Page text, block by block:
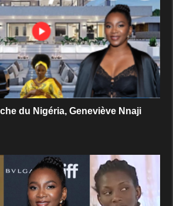
du Nigéria, Geneviève Nnaji